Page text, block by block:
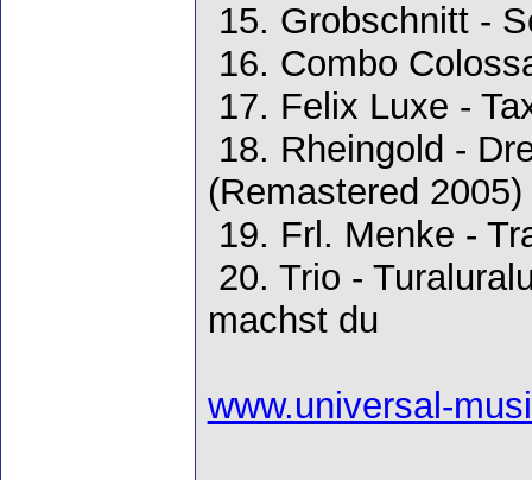
15. Grobschnitt -
16. Combo
17. Felix Luxe -
18. Rheingold -
(Remastered 2005)
19. Frl. Menke -
20. Trio -
machst du
www.universal-